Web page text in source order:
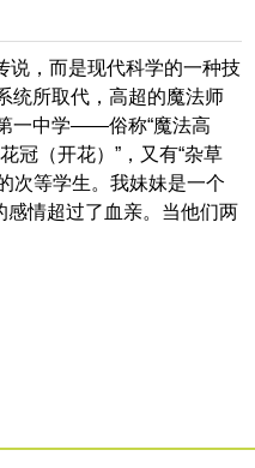
说，而是现代科学的一种技
统所取代，高超的魔法师
一中学——俗称“魔法高
冠（开花）”，又有“杂草
次等学生。我妹妹是一个
感情超过了血亲。当他们两